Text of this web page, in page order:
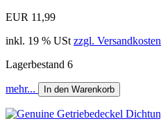
EUR 11,99
inkl. 19 % USt zzgl. Versandkosten
Lagerbestand 6
mehr... In den Warenkorb